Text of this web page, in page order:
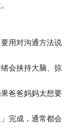
用对沟通方法说
会挟持大脑、掠
爸爸妈妈太想要
完成，通常都会